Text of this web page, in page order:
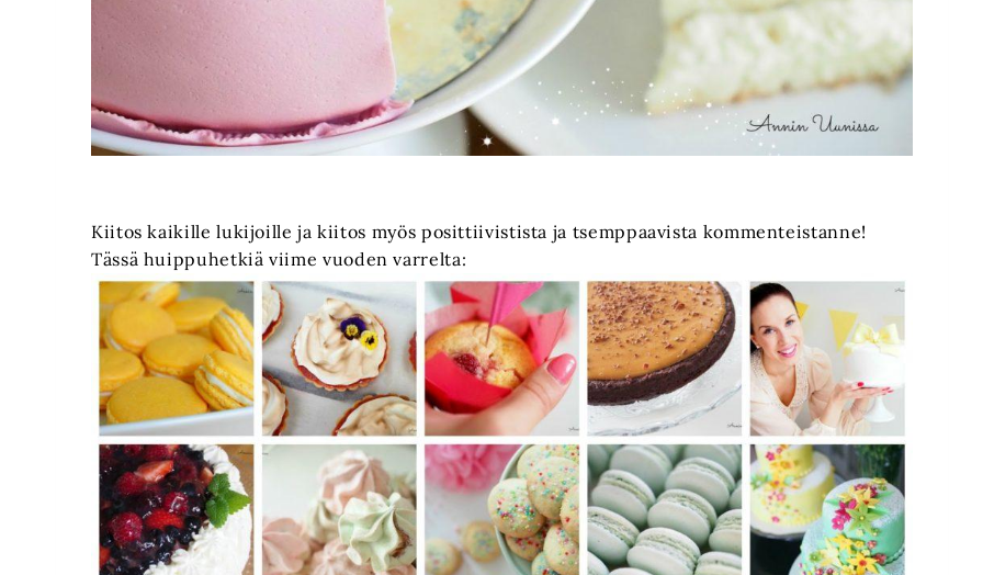
Kiitos kaikille lukijoille ja kiitos myös posittiivistista ja tsemppaavista kommenteistanne!
Tässä huippuhetkiä viime vuoden varrelta: